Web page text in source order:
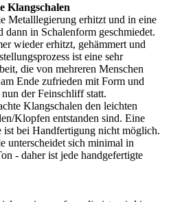
Klangschalen
Metalllegierung erhitzt und in eine
in Schalenform geschmiedet.
wieder erhitzt, gehämmert und
ist eine sehr
die von mehreren Menschen
Ende zufrieden mit Form und
der Feinschliff statt.
Klangschalen den leichten
Klopfen entstanden sind. Eine
bei Handfertigung nicht möglich.
unterscheidet sich minimal in
- daher ist jede handgefertigte